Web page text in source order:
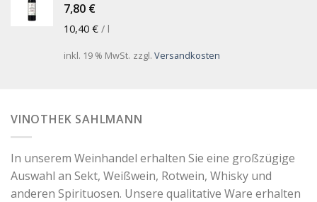
7,80 €
10,40 € / l
inkl. 19 % MwSt. zzgl. Versandkosten
VINOTHEK SAHLMANN
In unserem Weinhandel erhalten Sie eine großzügige
Auswahl an Sekt, Weißwein, Rotwein, Whisky und
anderen Spirituosen. Unsere qualitative Ware erhalten